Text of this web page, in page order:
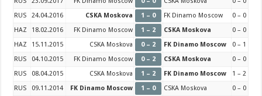
RUS
24.04.2016 CSKA Moskova 1 – 0 FK Dinamo Moscow
0 – 0
HAZ
18.02.2016 FK Dinamo Moscow 1 – 2 CSKA Moskova
0 – 0
HAZ
15.11.2015 CSKA Moskova 0 – 2 FK Dinamo Moscow
0 – 1
RUS
04.10.2015 FK Dinamo Moscow 0 – 2 CSKA Moskova
0 – 0
RUS
08.04.2015 CSKA Moskova 1 – 2 FK Dinamo Moscow
1 – 2
RUS
09.11.2014 FK Dinamo Moscow 1 – 0 CSKA Moskova
0 – 0